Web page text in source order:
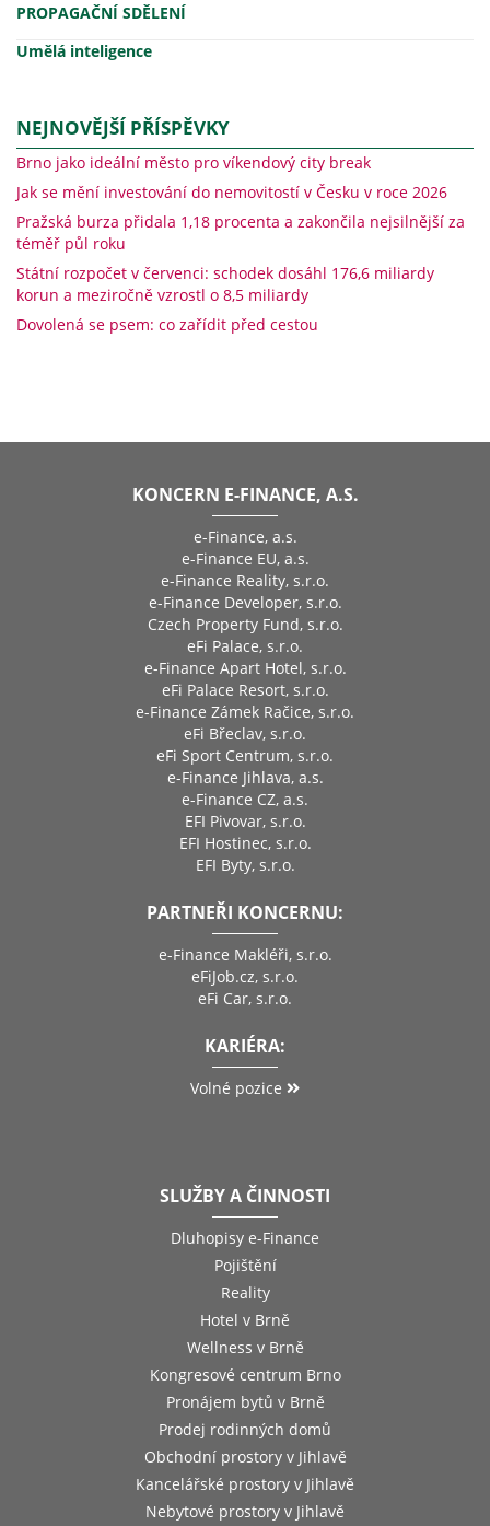
PROPAGAČNÍ SDĚLENÍ
Umělá inteligence
NEJNOVĚJŠÍ PŘÍSPĚVKY
Brno jako ideální město pro víkendový city break
Jak se mění investování do nemovitostí v Česku v roce 2026
Pražská burza přidala 1,18 procenta a zakončila nejsilnější za
téměř půl roku
Státní rozpočet v červenci: schodek dosáhl 176,6 miliardy
korun a meziročně vzrostl o 8,5 miliardy
Dovolená se psem: co zařídit před cestou
KONCERN E-FINANCE, A.S.
e-Finance, a.s.
e-Finance EU, a.s.
e-Finance Reality, s.r.o.
e-Finance Developer, s.r.o.
Czech Property Fund, s.r.o.
eFi Palace, s.r.o.
e-Finance Apart Hotel, s.r.o.
eFi Palace Resort, s.r.o.
e-Finance Zámek Račice, s.r.o.
eFi Břeclav, s.r.o.
eFi Sport Centrum, s.r.o.
e-Finance Jihlava, a.s.
e-Finance CZ, a.s.
EFI Pivovar, s.r.o.
EFI Hostinec, s.r.o.
EFI Byty, s.r.o.
PARTNEŘI KONCERNU:
e-Finance Makléři, s.r.o.
eFiJob.cz, s.r.o.
eFi Car, s.r.o.
KARIÉRA:
Volné pozice
SLUŽBY A ČINNOSTI
Dluhopisy e-Finance
Pojištění
Reality
Hotel v Brně
Wellness v Brně
Kongresové centrum Brno
Pronájem bytů v Brně
Prodej rodinných domů
Obchodní prostory v Jihlavě
Kancelářské prostory v Jihlavě
Nebytové prostory v Jihlavě